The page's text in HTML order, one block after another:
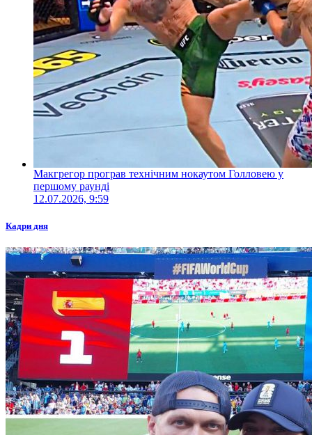
Макгрегор програв технічним нокаутом Голловею у
першому раунді
12.07.2026, 9:59
Кадри дня